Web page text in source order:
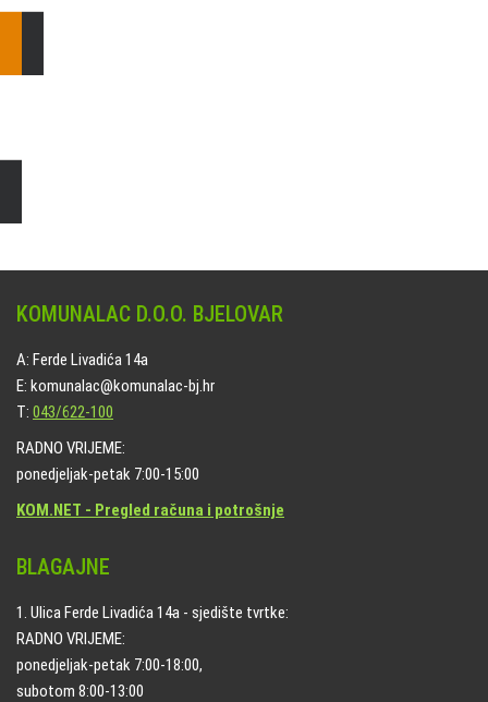
KOMUNALAC D.O.O. BJELOVAR
A: Ferde Livadića 14a
E: komunalac@komunalac-bj.hr
T: 043/622-100
RADNO VRIJEME:
ponedjeljak-petak 7:00-15:00
KOM.NET - Pregled računa i potrošnje
BLAGAJNE
1. Ulica Ferde Livadića 14a - sjedište tvrtke:
RADNO VRIJEME:
ponedjeljak-petak 7:00-18:00,
subotom 8:00-13:00